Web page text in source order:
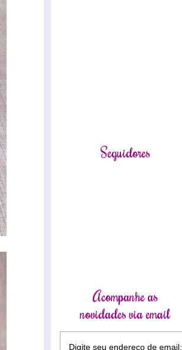
Seguidores
Acompanhe as
novidades via email
Digite seu endereço de email: